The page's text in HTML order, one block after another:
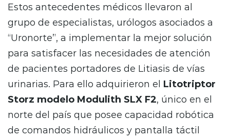
Estos antecedentes médicos llevaron al
grupo de especialistas, urólogos asociados a
“Uronorte”, a implementar la mejor solución
para satisfacer las necesidades de atención
de pacientes portadores de Litiasis de vías
urinarias. Para ello adquirieron el Litotriptor
Storz modelo Modulith SLX F2, único en el
norte del país que posee capacidad robótica
de comandos hidráulicos y pantalla táctil